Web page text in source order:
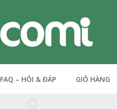
FAQ – HỎI & ĐÁP GIỎ HÀNG